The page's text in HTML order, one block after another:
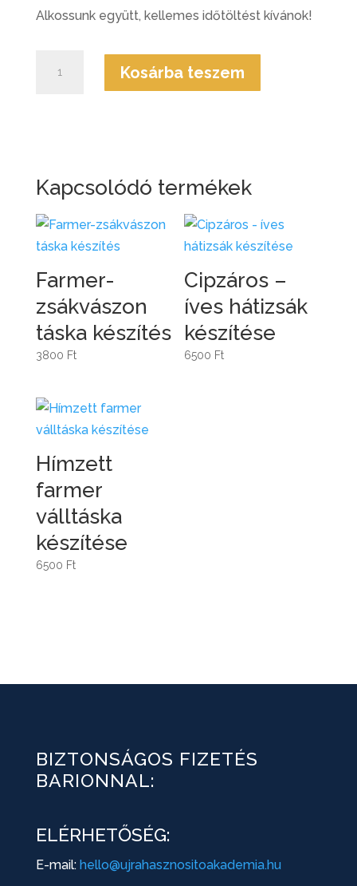
Alkossunk együtt, kellemes időtöltést kívánok!
Újrahasznosítás
Kosárba teszem
Kapcsolódó termékek
Farmer-
zsákvászon
táska készítés
3800 Ft
Cipzáros –
íves hátizsák
készítése
6500 Ft
Hímzett
farmer
válltáska
készítése
6500 Ft
BIZTONSÁGOS FIZETÉS
BARIONNAL:
ELÉRHETŐSÉG:
E-mail: hello@ujrahasznositoakademia.hu